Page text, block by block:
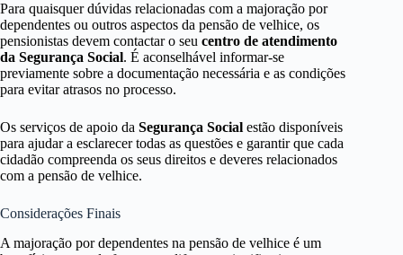
Para quaisquer dúvidas relacionadas com a majoração por
dependentes ou outros aspectos da pensão de velhice, os
pensionistas devem contactar o seu centro de atendimento
da Segurança Social. É aconselhável informar-se
previamente sobre a documentação necessária e as condições
para evitar atrasos no processo.
Os serviços de apoio da Segurança Social estão disponíveis
para ajudar a esclarecer todas as questões e garantir que cada
cidadão compreenda os seus direitos e deveres relacionados
com a pensão de velhice.
Considerações Finais
A majoração por dependentes na pensão de velhice é um